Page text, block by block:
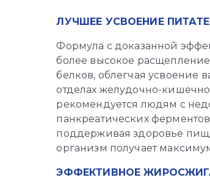
ЛУЧШЕЕ УСВОЕНИЕ
Формула с доказанной
более высокое
белков, облегчая усвоение
отделах желудочно-
рекомендуется людям с
панкреатических
поддерживая здоровье
организм получает
ЭФФЕКТИВНОЕ